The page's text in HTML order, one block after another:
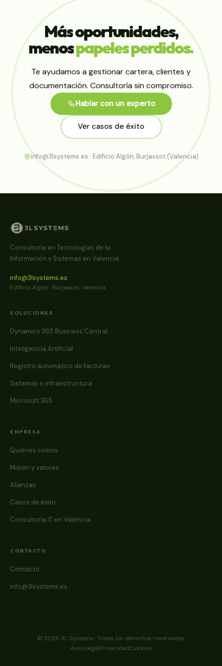
Ver desarrollo a medida
Másoportunidades,
menospapelesperdidos.
Te ayudamos a gestionar cartera, clientes y
documentación. Consultoría sin compromiso.
Hablar con un experto
Ver casos de éxito
info@3lsystems.es · Edificio Algón, Burjassot (Valencia)
Consultoría en Tecnologías de la
Información y Sistemas en Valencia.
info@3lsystems.es
Edificio Algón · Burjassot, Valencia
SOLUCIONES
Dynamics 365 Business Central
Inteligencia Artificial
Registro automático de facturas
Sistemas e infraestructura
Microsoft 365
EMPRESA
Quiénes somos
Misión y valores
Alianzas
Casos de éxito
Consultoría IT en Valencia
CONTACTO
Contacto
info@3lsystems.es
© 2026 3L Systems · Todos los derechos reservados
Aviso legalPrivacidadCookies